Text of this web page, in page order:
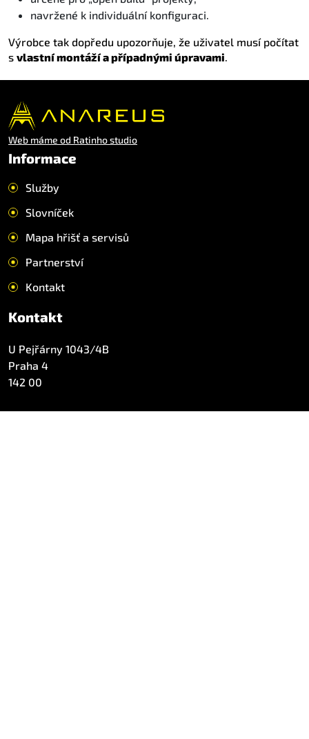
navržené k individuální konfiguraci.
Výrobce tak dopředu upozorňuje, že uživatel musí počítat
s vlastní montáží a případnými úpravami
Web máme od Ratinho studio
Informace
Služby
Slovníček
Mapa hřišť a servisů
Partnerství
Kontakt
Kontakt
U Pejřárny 1043/4B
Praha 4
142 00